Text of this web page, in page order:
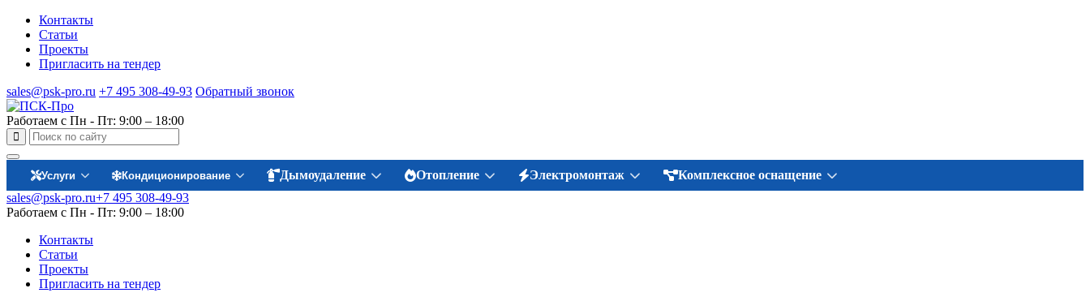
Контакты
Статьи
Проекты
Пригласить на тендер
sales@psk-pro.ru +7 495 308-49-93 Обратный звонок
Работаем с Пн - Пт: 9:00 – 18:00
Услуги Кондиционирование Дымоудаление Отопление Электромонтаж
Комплексное оснащение
sales@psk-pro.ru+7 495 308-49-93
Работаем с Пн - Пт: 9:00 – 18:00
Контакты
Статьи
Проекты
Пригласить на тендер